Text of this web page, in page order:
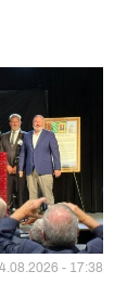
- 17:38